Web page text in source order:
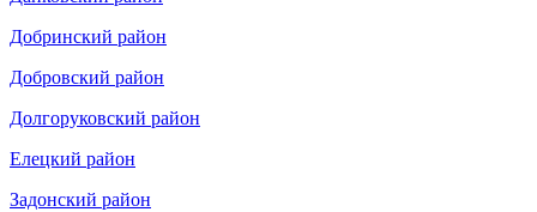
Добринский район
Добровский район
Долгоруковский район
Елецкий район
Задонский район